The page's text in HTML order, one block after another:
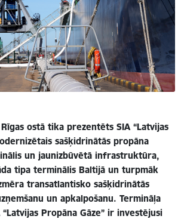
ostā tika prezentēts SIA “Latvijas
sašķidrinātās propāna
un jaunizbūvētā infrastruktūra,
tipa terminālis Baltijā un turpmāk
transatlantisko sašķidrinātās
un apkalpošanu. Termināļa
“Latvijas Propāna Gāze” ir investējusi